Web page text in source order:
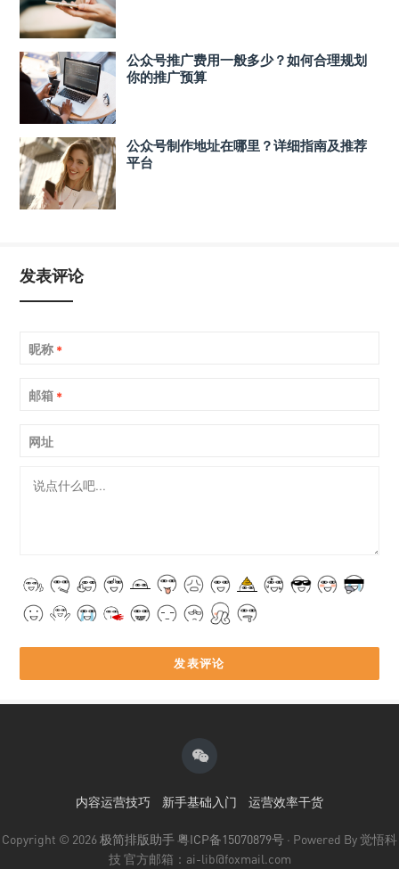
公众号推广费用一般多少？如何合理规划
你的推广预算
公众号制作地址在哪里？详细指南及推荐
平台
发表评论
昵称 *
邮箱 *
网址
内容运营技巧 新手基础入门 运营效率干货
Copyright © 2026极简排版助手粤ICP备15070879号 · Powered By 觉悟科
技 官方邮箱：ai-lib@foxmail.com